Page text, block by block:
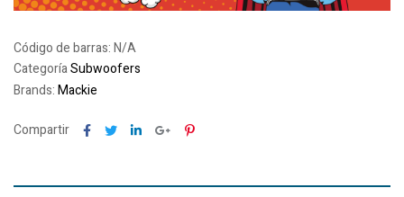
Código de barras:N/A
CategoríaSubwoofers
Brands:Mackie
Compartir Facebook
TwitterLinkedinGoogle+Pinterest